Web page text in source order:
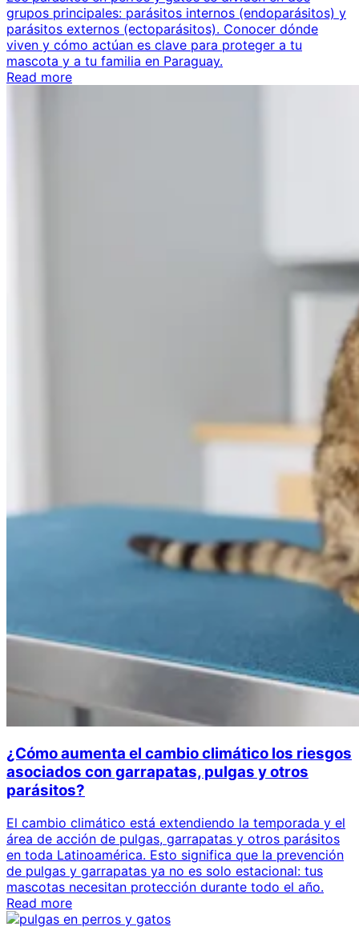
grupos principales: parásitos internos (endoparásitos) y
parásitos externos (ectoparásitos). Conocer dónde
viven y cómo actúan es clave para proteger a tu
mascota y a tu familia en Paraguay.
Read more
¿Cómo aumenta el cambio climático los riesgos
asociados con garrapatas, pulgas y otros
parásitos?
El cambio climático está extendiendo la temporada y el
área de acción de pulgas, garrapatas y otros parásitos
en toda Latinoamérica. Esto significa que la prevención
de pulgas y garrapatas ya no es solo estacional: tus
mascotas necesitan protección durante todo el año.
Read more